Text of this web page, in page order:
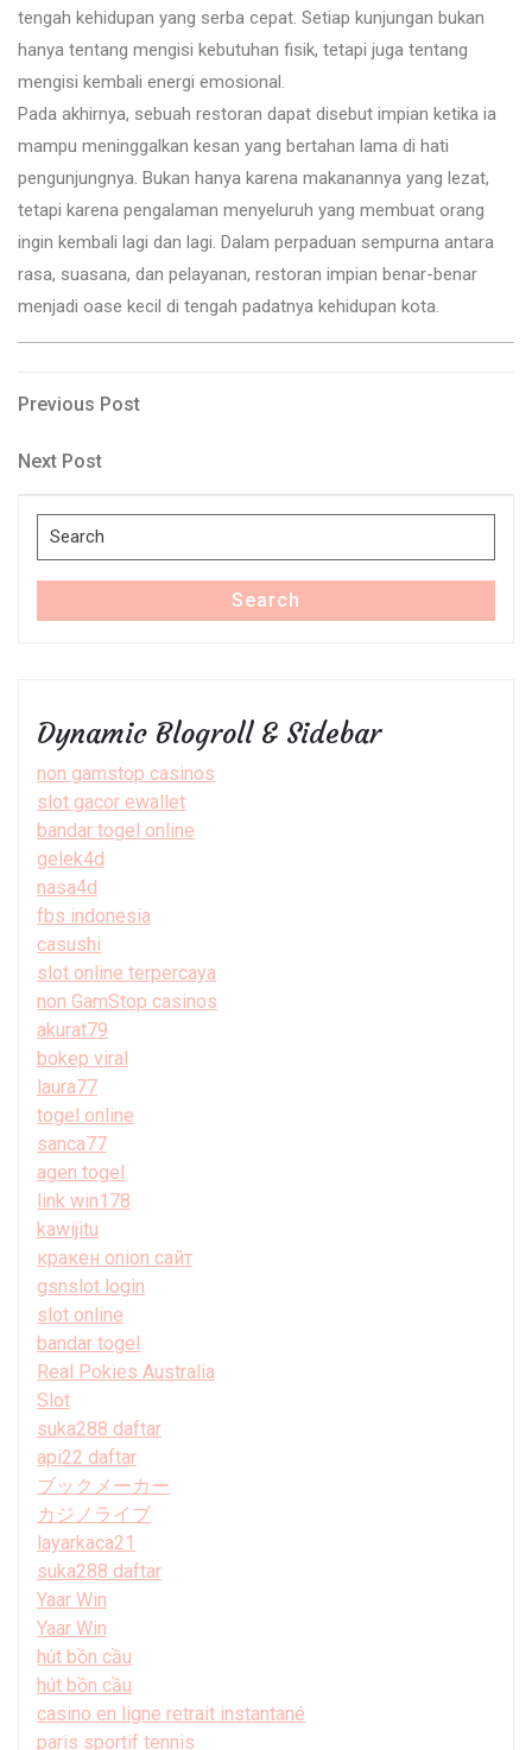
tengah kehidupan yang serba cepat. Setiap kunjungan bukan
hanya tentang mengisi kebutuhan fisik, tetapi juga tentang
mengisi kembali energi emosional.
Pada akhirnya, sebuah restoran dapat disebut impian ketika ia
mampu meninggalkan kesan yang bertahan lama di hati
pengunjungnya. Bukan hanya karena makanannya yang lezat,
tetapi karena pengalaman menyeluruh yang membuat orang
ingin kembali lagi dan lagi. Dalam perpaduan sempurna antara
rasa, suasana, dan pelayanan, restoran impian benar-benar
menjadi oase kecil di tengah padatnya kehidupan kota.
Post
navigation
Previous
Previous Post
Next
Next Post
Search
for:
Search
Dynamic Blogroll & Sidebar
non gamstop casinos
slot gacor ewallet
bandar togel online
gelek4d
nasa4d
fbs indonesia
casushi
slot online terpercaya
non GamStop casinos
akurat79
bokep viral
laura77
togel online
sanca77
agen togel
link win178
kawijitu
кракен onion сайт
gsnslot login
slot online
bandar togel
Real Pokies Australia
Slot
suka288 daftar
api22 daftar
ブックメーカー
カジノライブ
layarkaca21
suka288 daftar
Yaar Win
Yaar Win
hút bồn cầu
hút bồn cầu
casino en ligne retrait instantané
paris sportif tennis